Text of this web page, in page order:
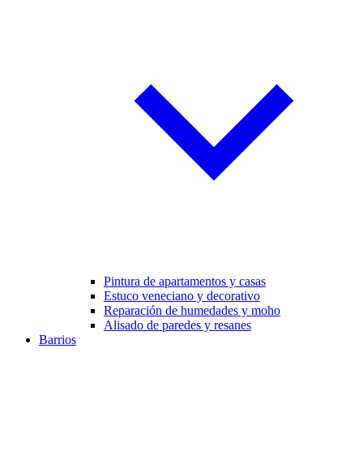
Pintura de apartamentos y casas
Estuco veneciano y decorativo
Reparación de humedades y moho
Alisado de paredes y resanes
Barrios